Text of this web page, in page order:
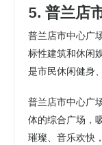
5. 普兰店
普兰店市中心广
标性建筑和休闲
是市民休闲健身
普兰店市中心广
体的综合广场，
璀璨、音乐欢快